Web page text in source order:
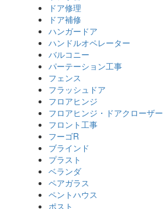
ドア修理
ドア補修
ハンガードア
ハンドルオペレーター
バルコニー
パーテーション工事
フェンス
フラッシュドア
フロアヒンジ
フロアヒンジ・ドアクローザー
フロント工事
フーゴR
ブラインド
プラスト
ベランダ
ペアガラス
ペントハウス
ポスト